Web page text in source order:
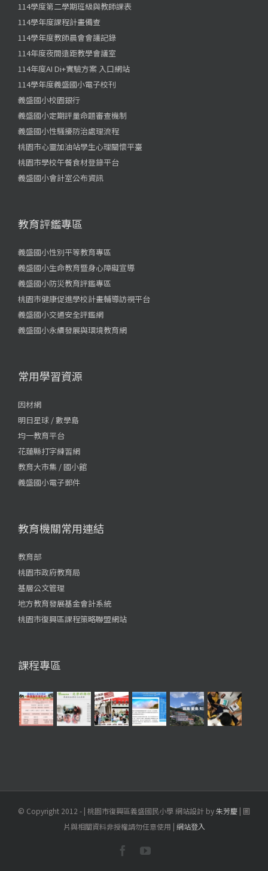
114學度第二學期班級與教師課表
114學年度課程計畫備查
114學年度教師晨會會議記錄
114年度夜間遠距教學會議室
114年度AI Di+實驗方案 入口網站
114學年度義盛國小電子校刊
義盛國小校園銀行
義盛國小定期評量命題審查機制
義盛國小性騷擾防治處理流程
桃園市心靈加油站學生心理關懷平臺
桃園市學校午餐食材登錄平台
義盛國小會計室公布資訊
教育評鑑專區
義盛國小性別平等教育專區
義盛國小生命教育暨身心障礙宣導
義盛國小防災教育評鑑專區
桃園市健康促進學校計畫輔導訪視平台
義盛國小交通安全評鑑網
義盛國小永續發展與環境教育網
常用學習資源
因材網
明日星球 / 數學島
均一教育平台
花蓮縣打字練習網
教育大市集 / 國小館
義盛國小電子郵件
教育機關常用連結
教育部
桃園市政府教育局
基層公文管理
地方教育發展基金會計系統
桃園市復興區課程策略聯盟網站
課程專區
© Copyright 2012 - | 桃園市復興區義盛國民小學 網站設計 by朱芳慶 | 圖
片與相關資料非授權請勿任意使用 | 網站登入
FacebookYouTube